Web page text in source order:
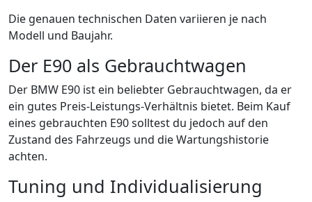
Die genauen technischen Daten variieren je nach
Modell und Baujahr.
Der E90 als Gebrauchtwagen
Der BMW E90 ist ein beliebter Gebrauchtwagen, da er
ein gutes Preis-Leistungs-Verhältnis bietet. Beim Kauf
eines gebrauchten E90 solltest du jedoch auf den
Zustand des Fahrzeugs und die Wartungshistorie
achten.
Tuning und Individualisierung